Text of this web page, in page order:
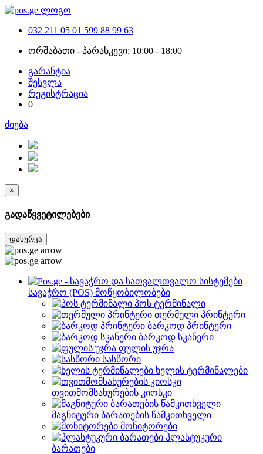
032 211 05 01 599 88 99 63
ორშაბათი - პარასკევი: 10:00 - 18:00
გარანტია
შესვლა
რეგისტრაცია
0
ძიება
×
გადაწყვეტილებები
დახურვა
სავაჭრო (POS) მოწყობილობები
პოს ტერმინალი
თერმული პრინტერი
ბარკოდ პრინტერი
ბარკოდ სკანერი
ფულის უჯრა
სასწორი
ხელის ტერმინალები
თვითმომსახურების კიოსკი
მაგნიტური ბარათების წამკითხველი
მონიტორები
პლასტუკური
ბარათები